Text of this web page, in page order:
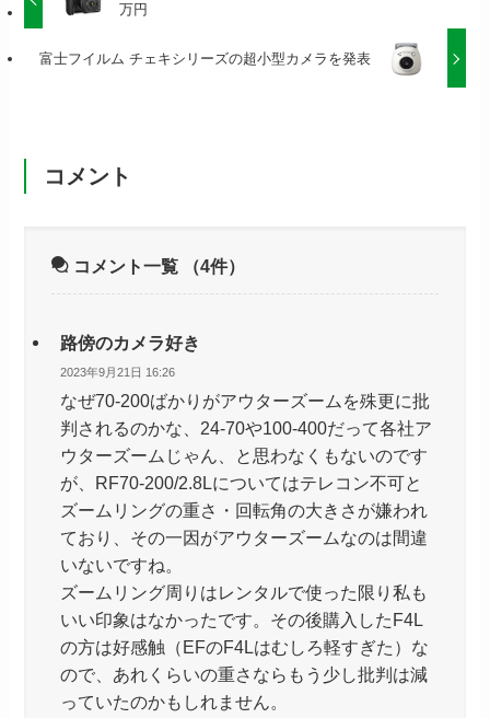
万円
富士フイルム チェキシリーズの超小型カメラを発表
コメント
コメント一覧 （4件）
路傍のカメラ好き
2023年9月21日 16:26
なぜ70-200ばかりがアウターズームを殊更に批
判されるのかな、24-70や100-400だって各社ア
ウターズームじゃん、と思わなくもないのです
が、RF70-200/2.8Lについてはテレコン不可と
ズームリングの重さ・回転角の大きさが嫌われ
ており、その一因がアウターズームなのは間違
いないですね。
ズームリング周りはレンタルで使った限り私も
いい印象はなかったです。その後購入したF4L
の方は好感触（EFのF4Lはむしろ軽すぎた）な
ので、あれくらいの重さならもう少し批判は減
っていたのかもしれません。